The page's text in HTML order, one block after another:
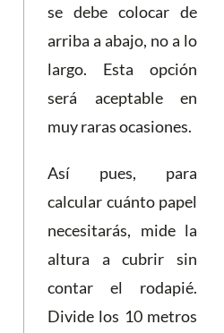
se debe colocar de
arriba a abajo, no a lo
largo. Esta opción
será aceptable en
muy raras ocasiones.
Así pues, para
calcular cuánto papel
necesitarás, mide la
altura a cubrir sin
contar el rodapié.
Divide los 10 metros